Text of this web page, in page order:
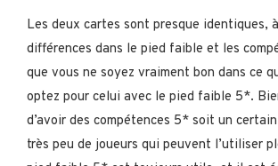
Les deux cartes sont presque identiques,
différences dans le pied faible et les
que vous ne soyez vraiment bon dans ce
optez pour celui avec le pied faible 5*.
d’avoir des compétences 5* soit un
très peu de joueurs qui peuvent l’utiliser